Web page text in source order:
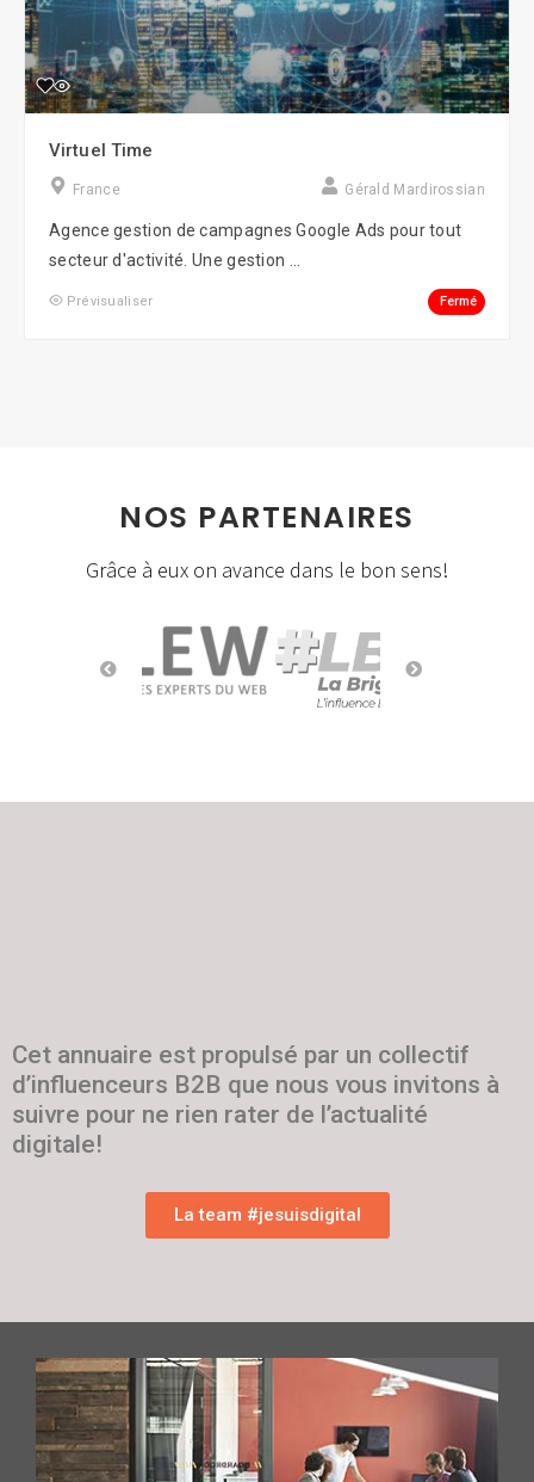
Virtuel Time
France Gérald Mardirossian
Agence gestion de campagnes Google Ads pour tout
secteur d'activité. Une gestion ...
Prévisualiser Fermé
NOS PARTENAIRES
Grâce à eux on avance dans le bon sens!
Cet annuaire est propulsé par un collectif
d’influenceurs B2B que nous vous invitons à
suivre pour ne rien rater de l’actualité
digitale!
La team #jesuisdigital